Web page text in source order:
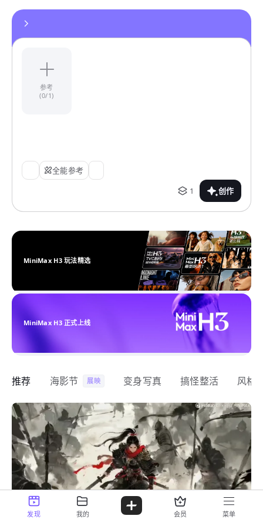
参考
(0/1)
全能参考
1
创作
MiniMax H3 玩法精选
MiniMax H3 正式上线
推荐 海影节 展映 变身写真 搞怪整活 风格
发现 我的 会员 菜单